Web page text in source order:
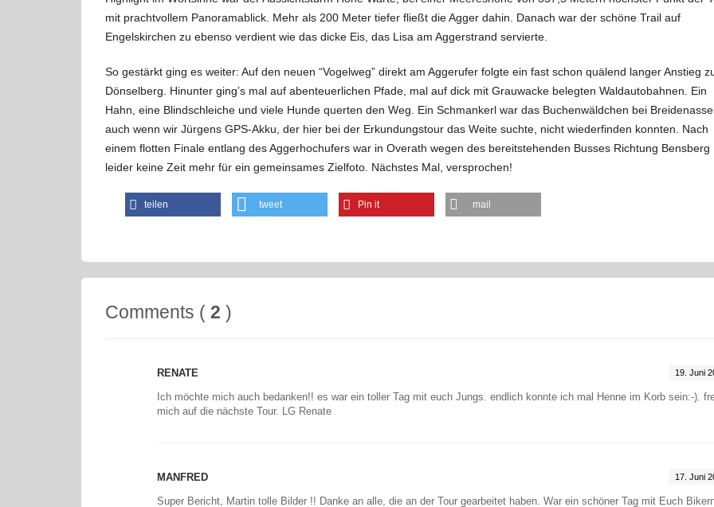
mit prachtvollem Panoramablick. Mehr als 200 Meter tiefer fließt die Agger dahin. Danach war der schöne Trail auf
Engelskirchen zu ebenso verdient wie das dicke Eis, das Lisa am Aggerstrand servierte.
So gestärkt ging es weiter: Auf den neuen “Vogelweg” direkt am Aggerufer folgte ein fast schon quälend langer Anstieg
Dönselberg. Hinunter ging’s mal auf abenteuerlichen Pfade, mal auf dick mit Grauwacke belegten Waldautobahnen. Ein
Hahn, eine Blindschleiche und viele Hunde querten den Weg. Ein Schmankerl war das Buchenwäldchen bei
auch wenn wir Jürgens GPS-Akku, der hier bei der Erkundungstour das Weite suchte, nicht wiederfinden konnten. Nach
einem flotten Finale entlang des Aggerhochufers war in Overath wegen des bereitstehenden Busses Richtung Bensberg
leider keine Zeit mehr für ein gemeinsames Zielfoto. Nächstes Mal, versprochen!
teilen tweet Pin it mail
Comments ( 2 )
19. Juni
RENATE
Ich möchte mich auch bedanken!! es war ein toller Tag mit euch Jungs. endlich konnte ich mal Henne im Korb sein:-).
mich auf die nächste Tour. LG Renate
17. Juni
MANFRED
Super Bericht, Martin tolle Bilder !! Danke an alle, die an der Tour gearbeitet haben. War ein schöner Tag mit Euch